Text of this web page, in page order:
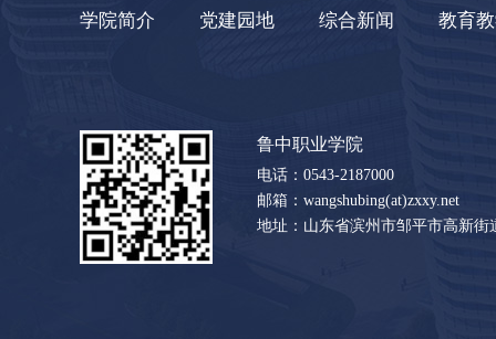
学院简介 党建园地 综合新闻 教育
鲁中职业学院
电话：0543-2187000
邮箱：wangshubing(at)zxxy.net
地址：山东省滨州市邹平市高新街